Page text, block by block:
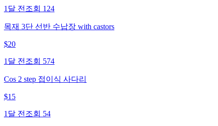
1달 전 조회 124
목재 3단 선반 수납장 with castors
$20
1달 전 조회 574
Cos 2 step 접이식 사다리
$15
1달 전 조회 54